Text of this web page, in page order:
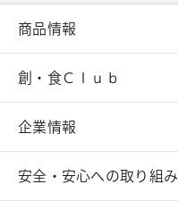
商品情報
創・食Ｃｌｕｂ
企業情報
安全・安心への取り組み